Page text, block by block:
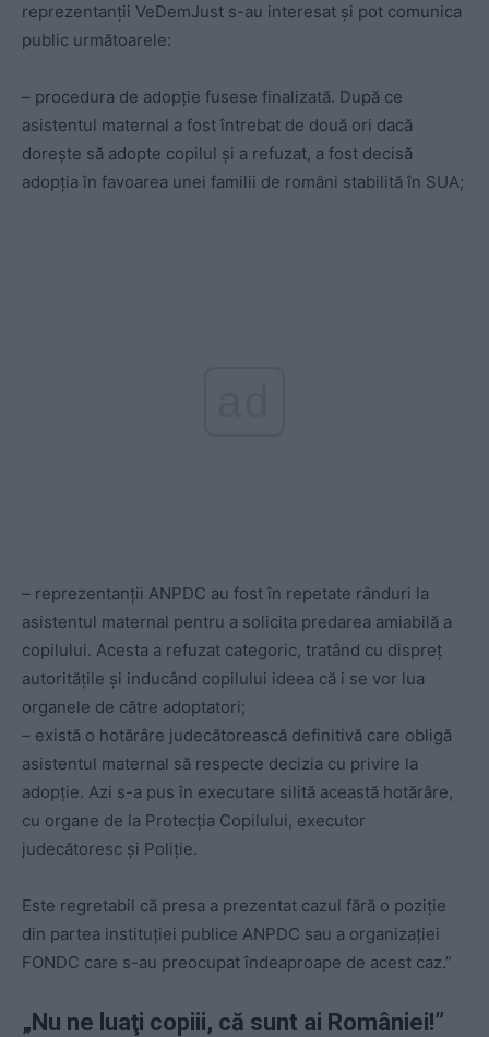
reprezentanții VeDemJust s-au interesat și pot comunica
public următoarele:
– procedura de adopție fusese finalizată. După ce
asistentul maternal a fost întrebat de două ori dacă
dorește să adopte copilul și a refuzat, a fost decisă
adopția în favoarea unei familii de români stabilită în SUA;
– reprezentanții ANPDC au fost în repetate rânduri la
asistentul maternal pentru a solicita predarea amiabilă a
copilului. Acesta a refuzat categoric, tratând cu dispreț
autoritățile și inducând copilului ideea că i se vor lua
organele de către adoptatori;
– există o hotărâre judecătorească definitivă care obligă
asistentul maternal să respecte decizia cu privire la
adopție. Azi s-a pus în executare silită această hotărâre,
cu organe de la Protecția Copilului, executor
judecătoresc și Poliție.
Este regretabil că presa a prezentat cazul fără o poziție
din partea instituției publice ANPDC sau a organizației
FONDC care s-au preocupat îndeaproape de acest caz.”
„Nu ne luaţi copiii, că sunt ai României!”